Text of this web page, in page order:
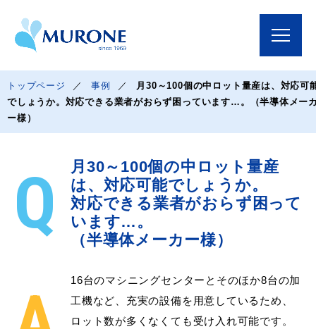
トップページ 事例
月30～100個の中ロット量産は、対応可
でしょうか。 対応できる業者がおらず困っています…。
（半導体メー
ー様）
月30～100個の中ロット量産
は、対応可能でしょうか。
対応できる業者がおらず困って
います…。
（半導体メーカー様）
16台のマシニングセンターとそのほか8台の加
工機など、充実の設備を用意しているため、
ロット数が多くなくても受け入れ可能です。